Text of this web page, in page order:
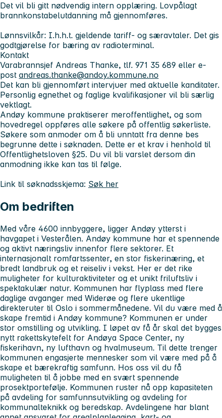
Det vil bli gitt nødvendig intern opplæring. Lovpålagt
brannkonstabelutdanning må gjennomføres.
Lønnsvilkår: I.h.h.t. gjeldende tariff- og særavtaler. Det gis
godtgjørelse for bæring av radioterminal.
Kontakt
Varabrannsjef Andreas Thanke, tlf. 971 35 689 eller e-
post andreas.thanke@andoy.kommune.no
Det kan bli gjennomført intervjuer med aktuelle kanditater.
Personlig egnethet og faglige kvalifikasjoner vil bli særlig
vektlagt.
Andøy kommune praktiserer meroffentlighet, og som
hovedregel oppføres alle søkere på offentlig søkerliste.
Søkere som anmoder om å bli unntatt fra denne bes
begrunne dette i søknaden. Dette er et krav i henhold til
Offentlighetsloven §25. Du vil bli varslet dersom din
anmodning ikke kan tas til følge.
Link til søknadsskjema: Søk her
Om bedriften
Med våre 4600 innbyggere, ligger Andøy ytterst i
havgapet i Vesterålen. Andøy kommune har et spennende
og aktivt næringsliv innenfor flere sektorer. Et
internasjonalt romfartssenter, en stor fiskerinæring, et
bredt landbruk og et reiseliv i vekst. Her er det rike
muligheter for kulturaktiviteter og et unikt friluftsliv i
spektakulær natur. Kommunen har flyplass med flere
daglige avganger med Widerøe og flere ukentlige
direkteruter til Oslo i sommermånedene. Vil du være med å
skape fremtid i Andøy kommune? Kommunen er under
stor omstilling og utvikling. I løpet av få år skal det bygges
nytt rakettskytefelt for Andøya Space Center, ny
fiskerihavn, ny lufthavn og hvalmuseum. Til dette trenger
kommunen engasjerte mennesker som vil være med på å
skape et bærekraftig samfunn. Hos oss vil du få
muligheten til å jobbe med en svært spennende
prosektportefølje. Kommunen ruster nå opp kapasiteten
på avdeling for samfunnsutvikling og avdeling for
kommunalteknikk og beredskap. Avdelingene har blant